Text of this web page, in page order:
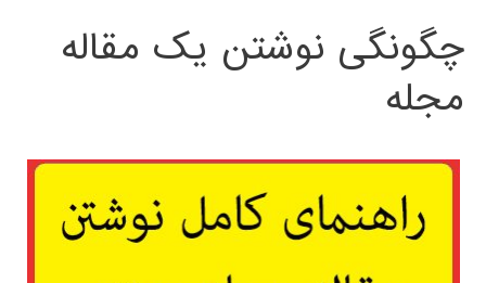
چگونگی نوشتن یک مقاله
مجله